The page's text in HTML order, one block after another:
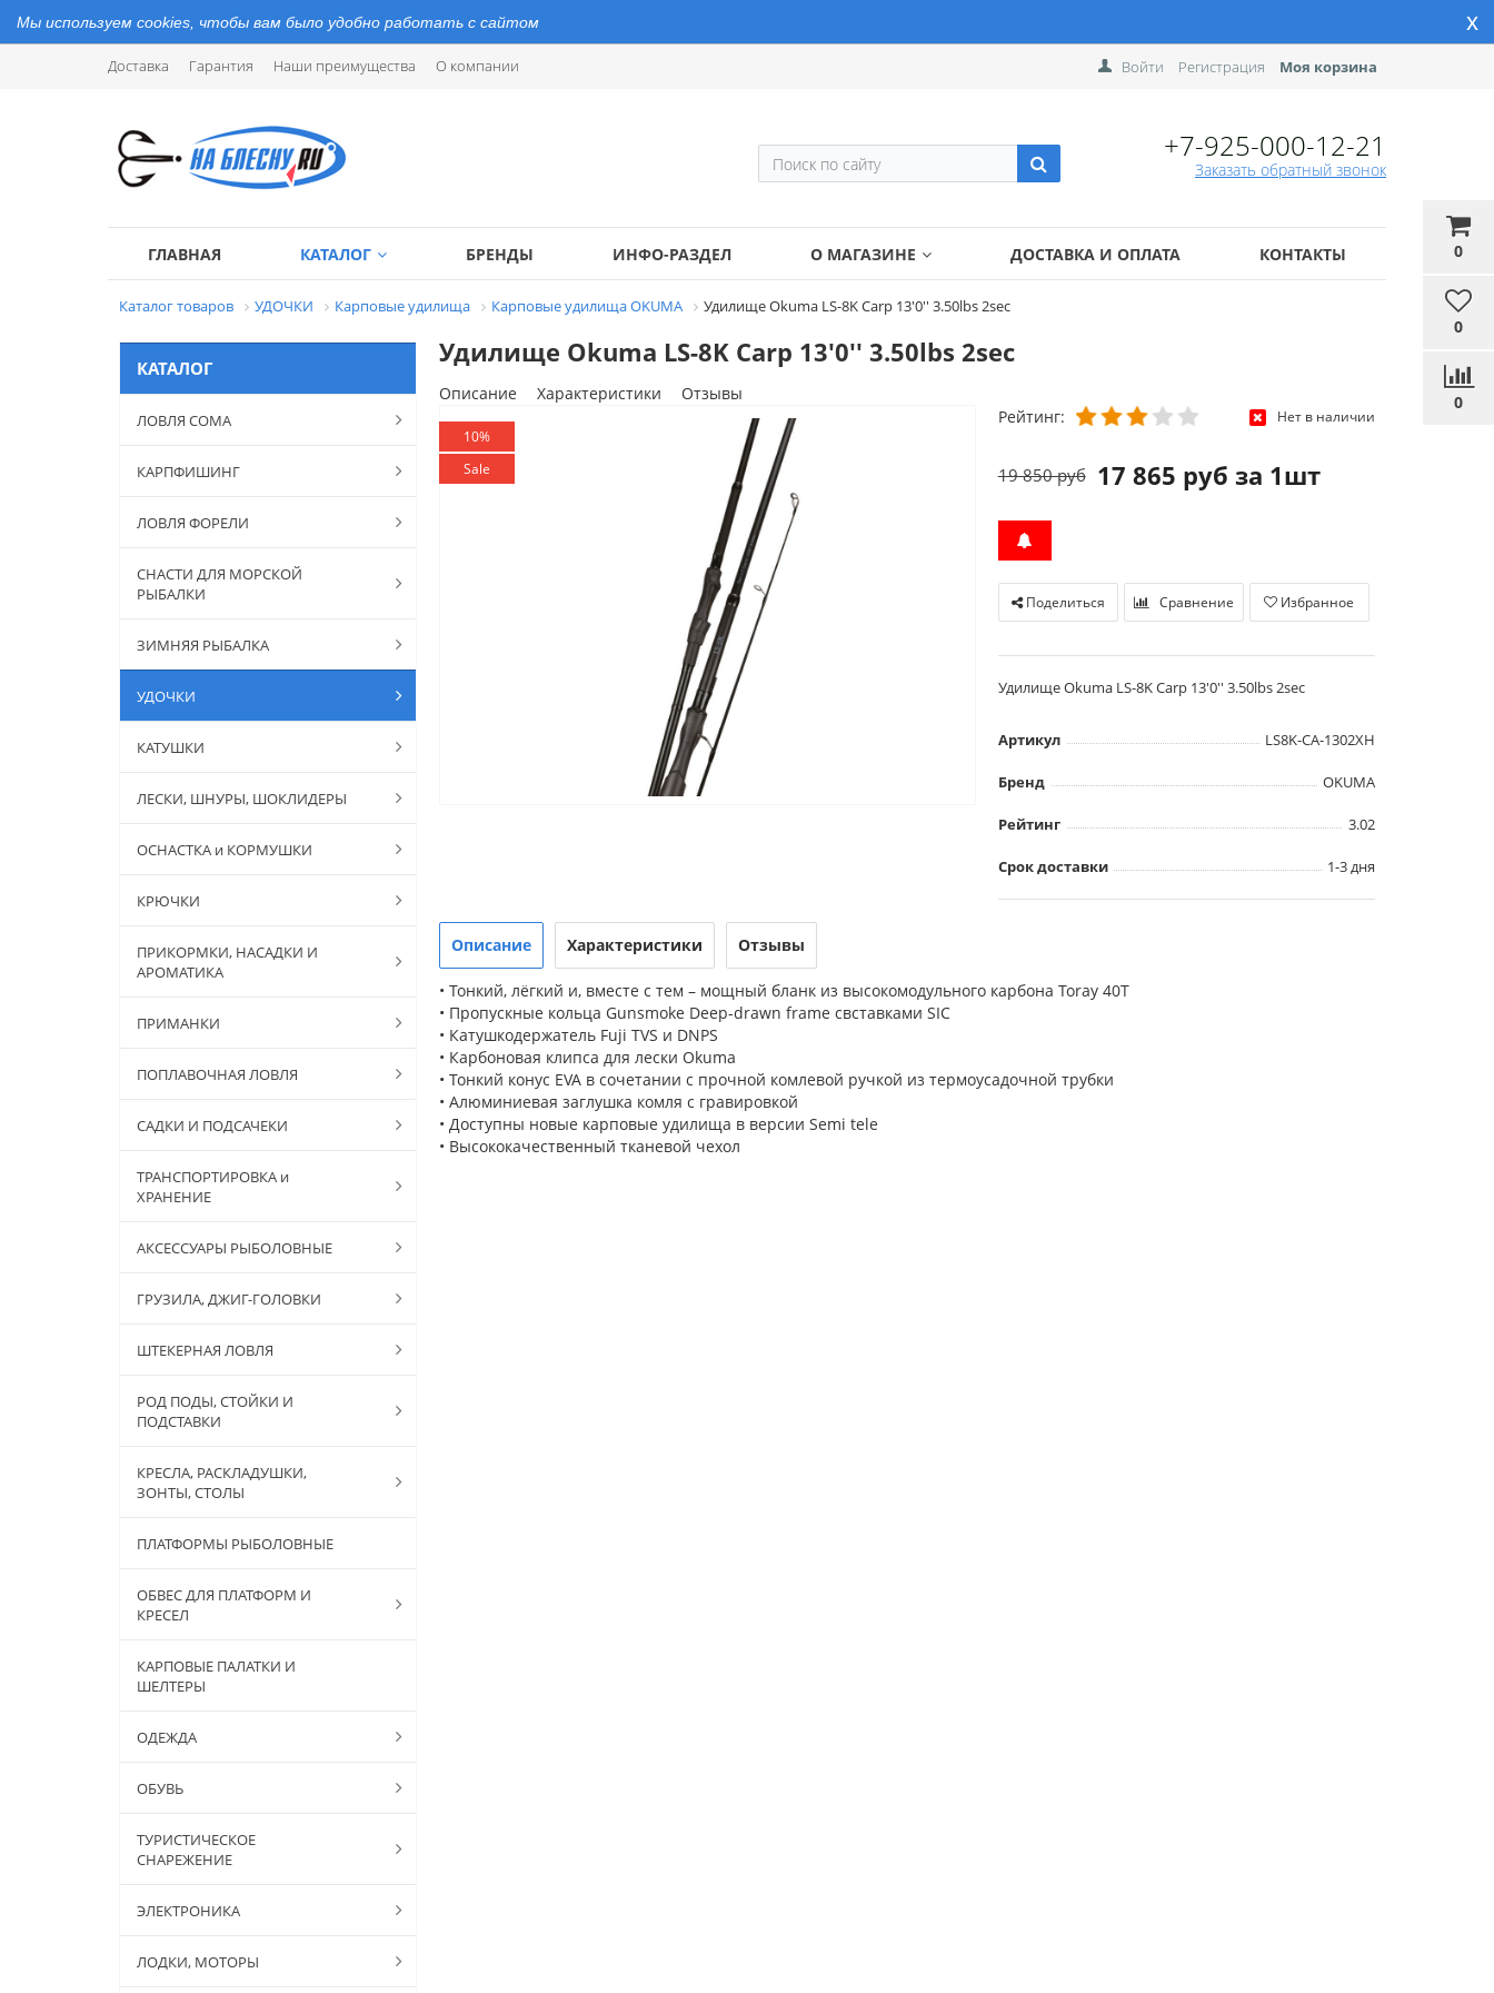
Мы используем cookies, чтобы вам было удобно работать с сайтом x
Доставка Гарантия Наши преимущества О компании
0
0
0
Войти Регистрация Моя корзина
+7-925-000-12-21
Заказать обратный звонок
ГЛАВНАЯ КАТАЛОГ БРЕНДЫ ИНФО-РАЗДЕЛ О МАГАЗИНЕ ДОСТАВКА И ОПЛАТА КОНТАКТЫ
Каталог товаров УДОЧКИ Карповые удилища Карповые удилища OKUMA Удилище Okuma LS-8K Carp 13'0'' 3.50lbs 2sec
КАТАЛОГ
ЛОВЛЯ СОМА
КАРПФИШИНГ
ЛОВЛЯ ФОРЕЛИ
СНАСТИ ДЛЯ МОРСКОЙ
РЫБАЛКИ
ЗИМНЯЯ РЫБАЛКА
УДОЧКИ
КАТУШКИ
ЛЕСКИ, ШНУРЫ, ШОКЛИДЕРЫ
ОСНАСТКА и КОРМУШКИ
КРЮЧКИ
ПРИКОРМКИ, НАСАДКИ И
АРОМАТИКА
ПРИМАНКИ
ПОПЛАВОЧНАЯ ЛОВЛЯ
САДКИ И ПОДСАЧЕКИ
ТРАНСПОРТИРОВКА и
ХРАНЕНИЕ
АКСЕССУАРЫ РЫБОЛОВНЫЕ
ГРУЗИЛА, ДЖИГ-ГОЛОВКИ
ШТЕКЕРНАЯ ЛОВЛЯ
РОД ПОДЫ, СТОЙКИ И
ПОДСТАВКИ
КРЕСЛА, РАСКЛАДУШКИ,
ЗОНТЫ, СТОЛЫ
ПЛАТФОРМЫ РЫБОЛОВНЫЕ
ОБВЕС ДЛЯ ПЛАТФОРМ И
КРЕСЕЛ
КАРПОВЫЕ ПАЛАТКИ И
ШЕЛТЕРЫ
ОДЕЖДА
ОБУВЬ
ТУРИСТИЧЕСКОЕ
СНАРЕЖЕНИЕ
ЭЛЕКТРОНИКА
ЛОДКИ, МОТОРЫ
Удилище Okuma LS-8K Carp 13'0'' 3.50lbs 2sec
Описание Характеристики Отзывы
10%
Sale
Рейтинг: Нет в наличии
17 865 руб за 1шт
19 850 руб
Поделиться Сравнение Избранное
Удилище Okuma LS-8K Carp 13'0'' 3.50lbs 2sec
Артикул LS8K-CA-1302XH
Бренд OKUMA
Рейтинг 3.02
Срок доставки 1-3 дня
Описание Характеристики Отзывы
• Тонкий, лёгкий и, вместе с тем – мощный бланк из высокомодульного карбона Toray 40T
• Пропускные кольца Gunsmoke Deep-drawn frame свставками SIC
• Катушкодержатель Fuji TVS и DNPS
• Карбоновая клипса для лески Okuma
• Тонкий конус EVA в сочетании с прочной комлевой ручкой из термоусадочной трубки
• Алюминиевая заглушка комля с гравировкой
• Доступны новые карповые удилища в версии Semi tele
• Высококачественный тканевой чехол